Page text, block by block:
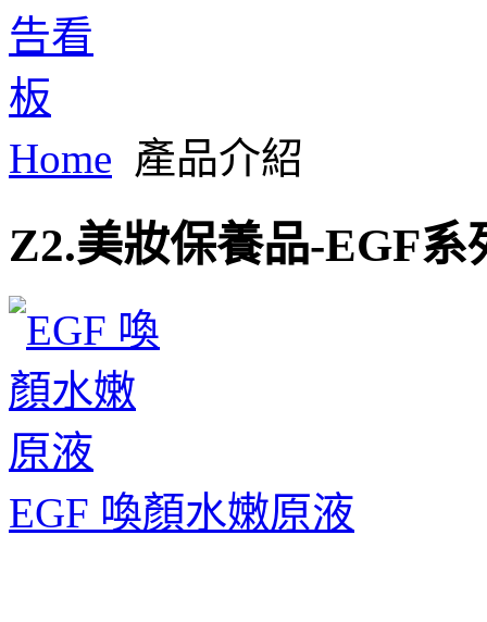
Home 產品介紹
Z2.美妝保養品-EGF系
EGF 喚顏水嫩原液